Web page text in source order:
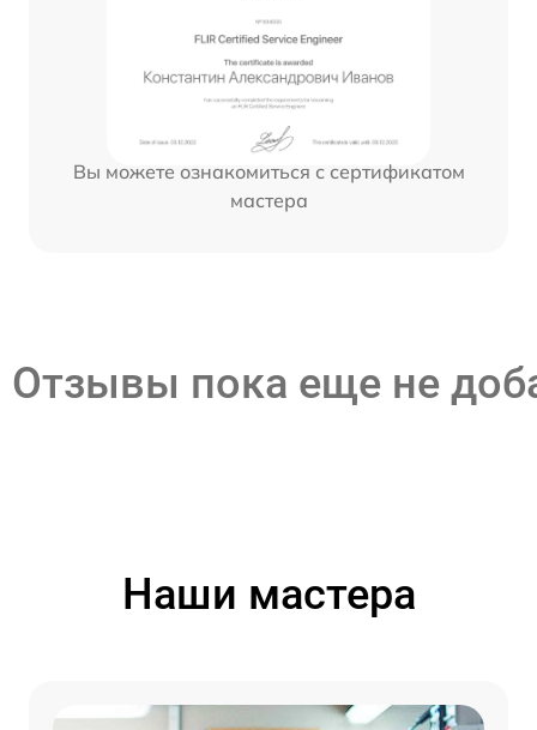
Вы можете ознакомиться с сертификатом
мастера
Отзывы пока еще не
Наши мастера